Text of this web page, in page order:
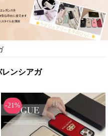
レンシアガ
-21%